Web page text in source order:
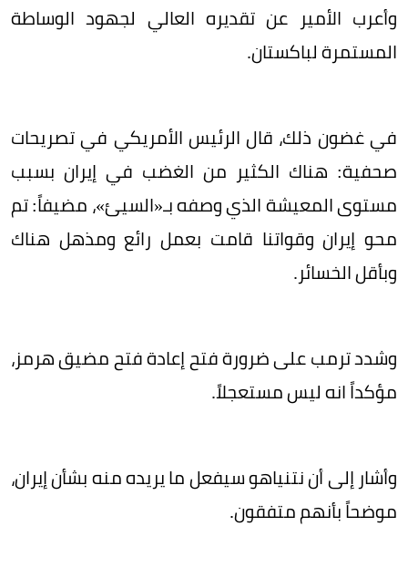
وأعرب الأمير عن تقديره العالي لجهود الوساطة
المستمرة لباكستان.
في غضون ذلك، قال الرئيس الأمريكي في تصريحات
صحفية: هناك الكثير من الغضب في إيران بسبب
مستوى المعيشة الذي وصفه بـ«السيئ»، مضيفاً: تم
محو إيران وقواتنا قامت بعمل رائع ومذهل هناك
وبأقل الخسائر.
وشدد ترمب على ضرورة فتح إعادة فتح مضيق هرمز،
مؤكداً انه ليس مستعجلاً.
وأشار إلى أن نتنياهو سيفعل ما يريده منه بشأن إيران،
موضحاً بأنهم متفقون.